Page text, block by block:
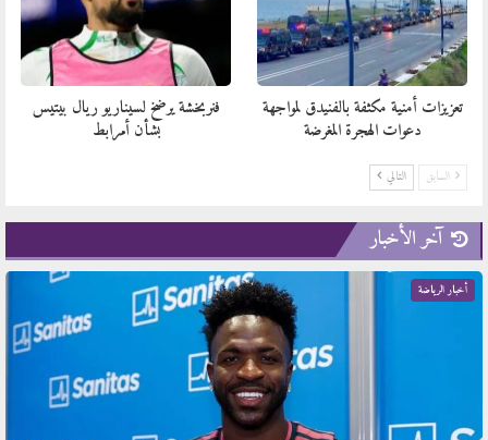
تعزيزات أمنية مكثفة بالفنيدق لمواجهة
دعوات الهجرة المغرضة
فنربخشة يرضخ لسيناريو ريال بيتيس
بشأن أمرابط
السابق التالي
آخر الأخبار
أخبار الرياضة